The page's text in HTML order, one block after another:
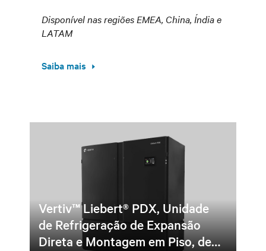
Disponível nas regiões EMEA, China, Índia e
LATAM
Saiba mais
Vertiv™ Liebert® PDX, Unidade
de Refrigeração de Expansão
Direta e Montagem em Piso, de…